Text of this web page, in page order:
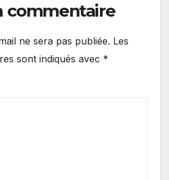
commentaire
ne sera pas publiée. Les
sont indiqués avec *